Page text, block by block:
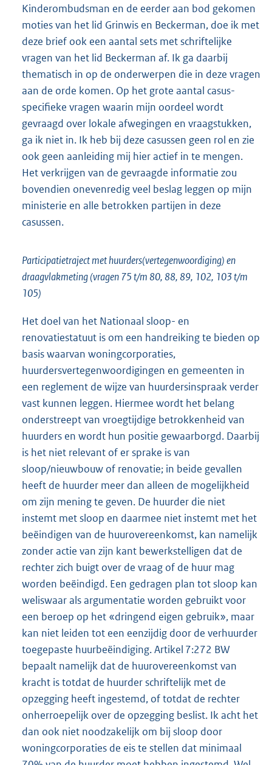
Kinderombudsman en de eerder aan bod gekomen
moties van het lid Grinwis en Beckerman, doe ik met
deze brief ook een aantal sets met schriftelijke
vragen van het lid Beckerman af. Ik ga daarbij
thematisch in op de onderwerpen die in deze vragen
aan de orde komen. Op het grote aantal casus-
specifieke vragen waarin mijn oordeel wordt
gevraagd over lokale afwegingen en vraagstukken,
ga ik niet in. Ik heb bij deze casussen geen rol en zie
ook geen aanleiding mij hier actief in te mengen.
Het verkrijgen van de gevraagde informatie zou
bovendien onevenredig veel beslag leggen op mijn
ministerie en alle betrokken partijen in deze
casussen.
Participatietraject met huurders(vertegenwoordiging) en
draagvlakmeting (vragen 75 t/m 80, 88, 89, 102, 103 t/m
105)
Het doel van het Nationaal sloop- en
renovatiestatuut is om een handreiking te bieden op
basis waarvan woningcorporaties,
huurdersvertegenwoordigingen en gemeenten in
een reglement de wijze van huurdersinspraak verder
vast kunnen leggen. Hiermee wordt het belang
onderstreept van vroegtijdige betrokkenheid van
huurders en wordt hun positie gewaarborgd. Daarbij
is het niet relevant of er sprake is van
sloop/nieuwbouw of renovatie; in beide gevallen
heeft de huurder meer dan alleen de mogelijkheid
om zijn mening te geven. De huurder die niet
instemt met sloop en daarmee niet instemt met het
beëindigen van de huurovereenkomst, kan namelijk
zonder actie van zijn kant bewerkstelligen dat de
rechter zich buigt over de vraag of de huur mag
worden beëindigd. Een gedragen plan tot sloop kan
weliswaar als argumentatie worden gebruikt voor
een beroep op het «dringend eigen gebruik», maar
kan niet leiden tot een eenzijdig door de verhuurder
toegepaste huurbeëindiging. Artikel 7:272 BW
bepaalt namelijk dat de huurovereenkomst van
kracht is totdat de huurder schriftelijk met de
opzegging heeft ingestemd, of totdat de rechter
onherroepelijk over de opzegging beslist. Ik acht het
dan ook niet noodzakelijk om bij sloop door
woningcorporaties de eis te stellen dat minimaal